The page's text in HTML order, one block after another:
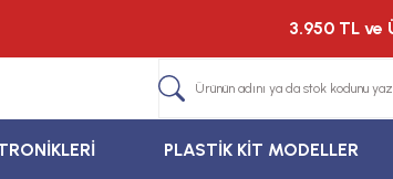
3.950 TL ve
PLASTİK KİT MODELLER